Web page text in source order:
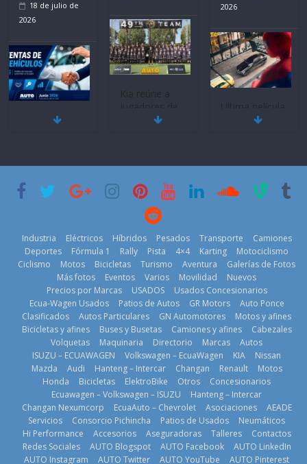
2026
Bosch y
renovable
25 de julio de
Nuevo SUV
Honda ZR-V
Advanced
Hybrid para el
mercado local
23 de julio de
Quito se alista
para un nuevo
2026
Kia reúne a
jugadores de
fútbol de todo
el mundo en
‘Kia OMBC
Cup’
6 de mayo de
2026
2026
¿Qué puede
pasar con tu
3 de agosto de
La FEDAK
recibe 12
Sinotruk
Bolden para
cubrir las rutas
de La Vuelta
31 de julio de
2026
Industria Eléctricos Híbridos Pesados Transporte
Camiones
Deportes
Fórmula 1 Rally Pista 4×4 Karting
Motociclismo
Ciclismo
Motos Bicicletas Turismo Aventura
Galerías de Fotos
Más fotos
Eventos Varios Movilidad
Nuevos
Precios por Marcas
USADOS
Usados Concesionarios
Ecua-Wagen Usados
Patios de Autos GR Motors
Auto Ponce
Clasificados
Autos Particulares GN Automotores
Motos y afines
Bicicletas y afines
Buses y Busetas Camiones y afines
Cabezales
Volquetas
Maquinaria Directorio Marcas
Autos
ISUZU – ECUAWAGEN
Volkswagen – EcuaWagen KIA
Nissan
Mazda
Audi Hanteng – Intercar Changan Renault
Motos
Honda
Bicicletas ElektroBike Otros
Concesionarios
Ecuawagen – Volkswagen – ISUZU
Hanteng – Intercar
Changan Nexumcorp
EcuaAuto – Chevrolet Asociaciones
AEADE
Servicios
Consorcio Pichincha Patios de Usados
Neumáticos
Hi Performance
Accesorios Aseguradoras Talleres
Contactos
Redes Sociales
AUTO Blogspot AUTO Facebook
AUTO LinkedIn
AUTO Instagram
AUTO Twitter AUTO YouTube AUTO Pinterest